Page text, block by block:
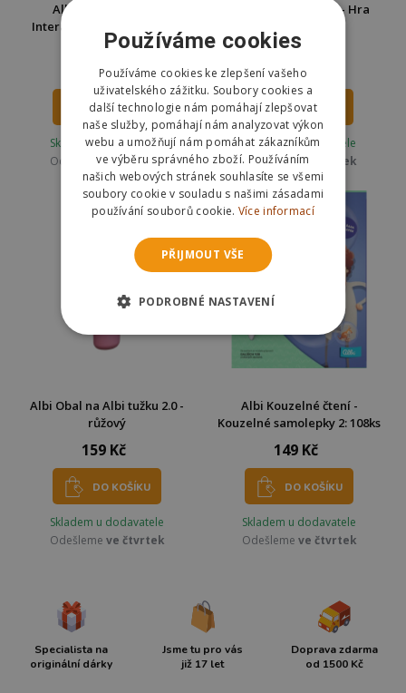
Albi Kouzelné čtení
Interaktivní tabulka Umím
násobit
199 Kč
DO KOŠÍKU
Skladem u dodavatele
Odešlemeve čtvrtek
Albi Kouzelné čtení - Hra
399 Kč
DO KOŠÍKU
Skladem u dodavatele
Odešlemeve čtvrtek
Albi Obal na Albi tužku 2.0 -
růžový
159 Kč
DO KOŠÍKU
Skladem u dodavatele
Odešleme ve čtvrtek
Albi Kouzelné čtení -
Kouzelné samolepky 2: 108ks
149 Kč
DO KOŠÍKU
Skladem u dodavatele
Odešleme ve čtvrtek
Specialista na
originální dárky
Jsme tu pro vás
již 17 let
Doprava zdarma
od 1500 Kč
Používáme cookies
Používáme cookies ke zlepšení vašeho
uživatelského zážitku. Soubory cookies a
další technologie nám pomáhají zlepšovat
naše služby, pomáhají nám analyzovat výkon
webu a umožňují nám pomáhat zákazníkům
ve výběru správného zboží. Používáním
našich webových stránek souhlasíte se všemi
soubory cookie v souladu s našimi zásadami
používání souborů cookie. Více informací
PŘIJMOUT VŠE
PODROBNÉ NASTAVENÍ